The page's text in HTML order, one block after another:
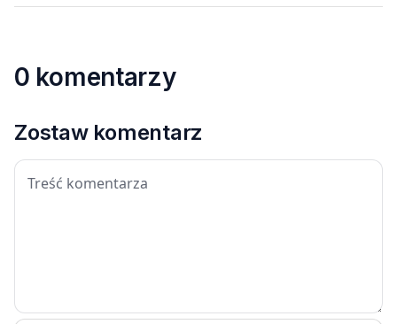
0 komentarzy
Zostaw komentarz